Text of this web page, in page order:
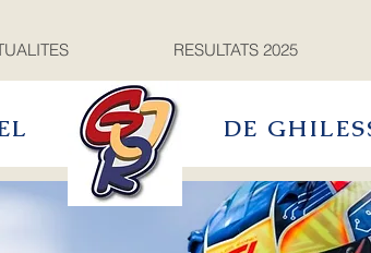
RESULTATS 2025
DE